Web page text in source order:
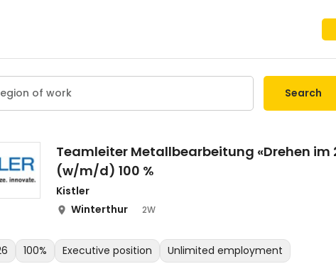
Search
Teamleiter Metallbearbeitung «Drehen
(w/m/d) 100 %
Kistler
Winterthur
2W
100% Executive position Unlimited employment